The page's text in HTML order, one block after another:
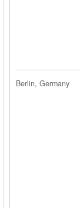
Berlin, Germany